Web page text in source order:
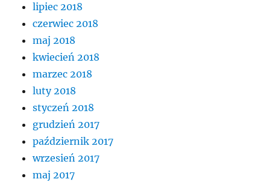
lipiec 2018
czerwiec 2018
maj 2018
kwiecień 2018
marzec 2018
luty 2018
styczeń 2018
grudzień 2017
październik 2017
wrzesień 2017
maj 2017